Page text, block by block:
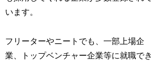
います。
フリーターやニートでも、一部上場企
業、トップベンチャー企業等に就職でき